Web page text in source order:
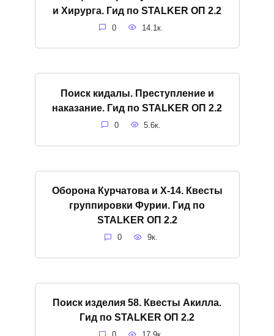
и Хирурга. Гид по STALKER ОП 2.2
0 14.1к.
Поиск кидалы. Преступление и
наказание. Гид по STALKER ОП 2.2
0 5.6к.
Оборона Курчатова и X-14. Квесты
группировки Фурии. Гид по
STALKER ОП 2.2
0 9к.
Поиск изделия 58. Квесты Акилла.
Гид по STALKER ОП 2.2